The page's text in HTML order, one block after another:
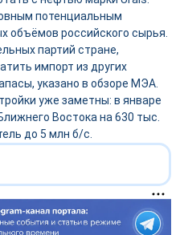
потенциальным
объёмов российского сырья.
партий стране,
импорт из других
указано в обзоре МЭА.
уже заметны: в январе
Востока на 630 тыс.
до 5 млн б/с.